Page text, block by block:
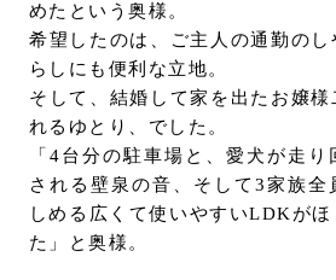
めたという奥様。
希望したのは、ご主人の通勤の
らしにも便利な立地。
そして、結婚して家を出たお嬢様
れるゆとり、でした。
「4台分の駐⾞場と、愛⽝が⾛
される壁泉の音、そして3家族全
しめる広くて使いやすいLDKが
た」と奥様。